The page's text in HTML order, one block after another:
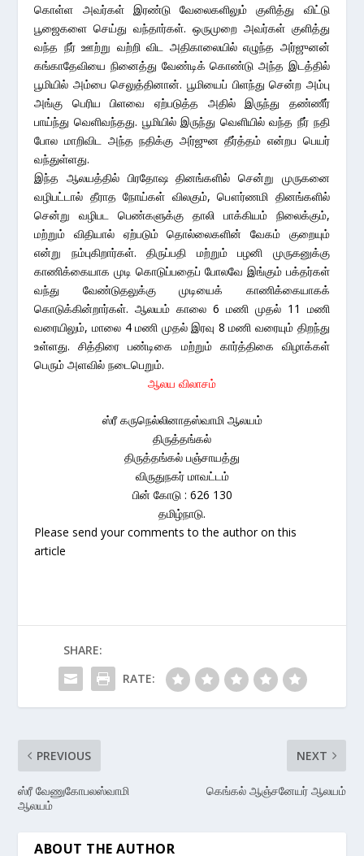
கொள்ள அவர்கள் இரண்டு வேலைகளிலும் குளித்து விட்டு
பூஜைகளை செய்து வந்தார்கள். ஒருமுறை அவர்கள் குளித்து
வந்த நீர் ஊற்று வற்றி விட அதிகாலையில் எழுந்த அர்ஜுனன்
கங்காதேவியை நினைத்து வேண்டிக் கொண்டு அந்த இடத்தில்
பூமியில் அம்பை செலுத்தினான். பூமியைப் பிளந்து சென்ற அம்பு
அங்கு பெரிய பிளவை ஏற்படுத்த அதில் இருந்து தண்ணீர்
பாய்ந்து வெளிவந்தது. பூமியில் இருந்து வெளியில் வந்த நீர் நதி
போல மாறிவிட அந்த நதிக்கு அர்ஜுன தீர்த்தம் என்றப பெயர்
வந்துள்ளது.
இந்த ஆலயத்தில் பிரதோஷ தினங்களில் சென்று முருகனை
வழிபட்டால் தீராத நோய்கள் விலகும், பௌர்ணமி தினங்களில்
சென்று வழிபட பெண்களுக்கு தாலி பாக்கியம் நிலைக்கும்,
மற்றும் விதியால் ஏற்படும் தொல்லைகளின் வேகம் குறையும்
என்று நம்புகிறார்கள். திருப்பதி மற்றும் பழனி முருகனுக்கு
காணிக்கையாக முடி கொடுப்பதைப் போலவே இங்கும் பக்தர்கள்
வந்து வேண்டுதலுக்கு முடியைக் காணிக்கையாகக்
கொடுக்கின்றார்கள். ஆலயம் காலை 6 மணி முதல் 11 மணி
வரையிலும், மாலை 4 மணி முதல் இரவு 8 மணி வரையும் திறந்து
உள்ளது. சித்திரை பண்டிகை மற்றும் கார்த்திகை விழாக்கள்
பெரும் அளவில் நடைபெறும்.
ஆலய விலாசம்
ஸ்ரீ கருநெல்லினாதஸ்வாமி ஆலயம்
திருத்தங்கல்
திருத்தங்கல் பஞ்சாயத்து
விருதுநகர் மாவட்டம்
பின் கோடு : 626 130
தமிழ்நாடு.
Please send your comments to the author on this
article
SHARE:
RATE:
PREVIOUS
ஸ்ரீ வேணுகோபலஸ்வாமி
ஆலயம்
NEXT
கெங்கல் ஆஞ்சனேயர் ஆலயம்
ABOUT THE AUTHOR